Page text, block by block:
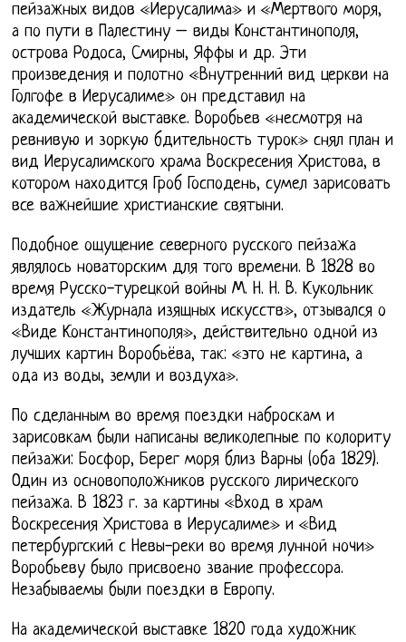
пейзажных видов «Иерусалима» и «Мертвого моря,
а по пути в Палестину – виды Константинополя,
острова Родоса, Смирны, Яффы и др. Эти
произведения и полотно «Внутренний вид церкви на
Голгофе в Иерусалиме» он представил на
академической выставке. Воробьев «несмотря на
ревнивую и зоркую бдительность турок» снял план и
вид Иерусалимского храма Воскресения Христова, в
котором находится Гроб Господень, сумел зарисовать
все важнейшие христианские святыни.
Подобное ощущение северного русского пейзажа
являлось новаторским для того времени. В 1828 во
время Русско-турецкой войны М. Н. Н. В. Кукольник
издатель «Журнала изящных искусств», отзывался о
«Виде Константинополя», действительно одной из
лучших картин Воробьёва, так: «это не картина, а
ода из воды, земли и воздуха».
По сделанным во время поездки наброскам и
зарисовкам были написаны великолепные по колориту
пейзажи: Босфор, Берег моря близ Варны (оба 1829).
Один из основоположников русского лирического
пейзажа. В 1823 г. за картины «Вход в храм
Воскресения Христова в Иерусалиме» и «Вид
петербургский с Невы-реки во время лунной ночи»
Воробьеву было присвоено звание профессора.
Незабываемы были поездки в Европу.
На академической выставке 1820 года художник